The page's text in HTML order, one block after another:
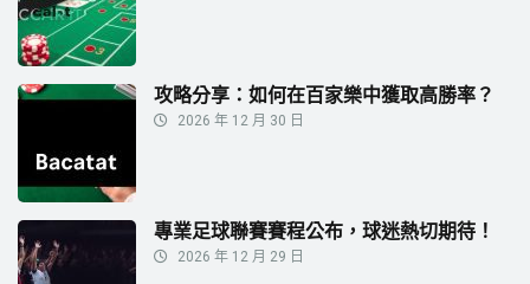
攻略分享：如何在百家樂中獲取高勝率？
2026 年 12 月 30 日
專業足球聯賽賽程公布，球迷熱切期待！
2026 年 12 月 29 日